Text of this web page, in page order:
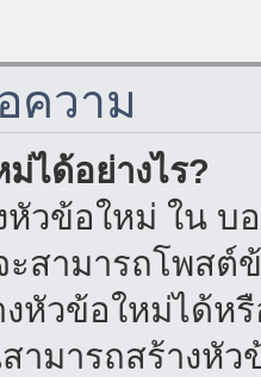
ความ
ได้อย่างไร?
วข้อใหม่ ใน บ
ะสามารถโพส
หัวข้อใหม่ได้ห
ามารถสร้างหั